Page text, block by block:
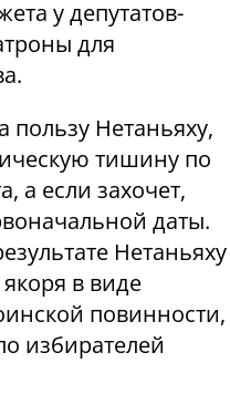
у депутатов-
для
пользу Нетаньяху,
тишину по
а если захочет,
даты.
Нетаньяху
в виде
повинности,
избирателей